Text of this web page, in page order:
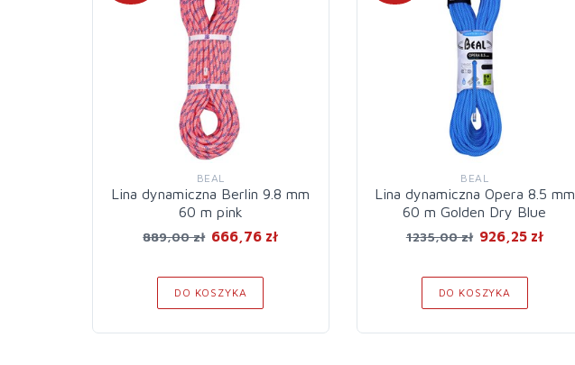
BEAL
Lina dynamiczna Berlin 9.8 mm
60 m pink
889,00 zł 666,76 zł
DO KOSZYKA
BEAL
Lina dynamiczna Opera 8.5 mm
60 m Golden Dry Blue
1235,00 zł 926,25 zł
DO KOSZYKA